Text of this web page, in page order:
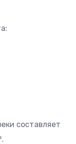
составляет